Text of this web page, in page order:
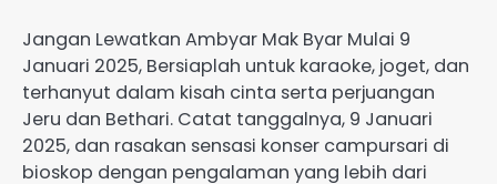
Jangan Lewatkan Ambyar Mak Byar Mulai 9
Januari 2025, Bersiaplah untuk karaoke, joget, dan
terhanyut dalam kisah cinta serta perjuangan
Jeru dan Bethari. Catat tanggalnya, 9 Januari
2025, dan rasakan sensasi konser campursari di
bioskop dengan pengalaman yang lebih dari